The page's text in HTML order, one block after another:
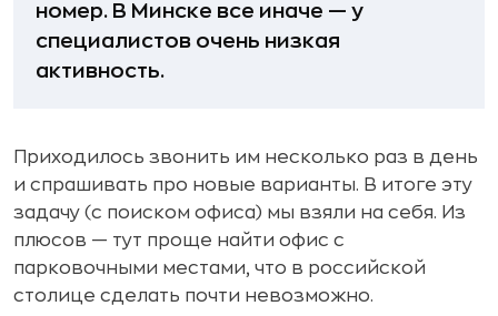
номер. В Минске все иначе — у
специалистов очень низкая
активность.
Приходилось звонить им несколько раз в день
и спрашивать про новые варианты. В итоге эту
задачу (с поиском офиса) мы взяли на себя. Из
плюсов — тут проще найти офис с
парковочными местами, что в российской
столице сделать почти невозможно.